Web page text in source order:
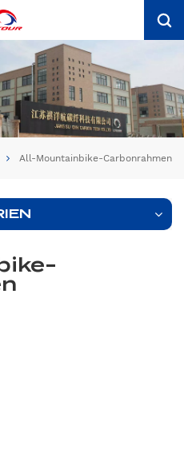
All-Mountainbike-Carbonrahmen